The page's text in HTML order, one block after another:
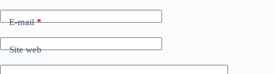
E-mail*
Site web